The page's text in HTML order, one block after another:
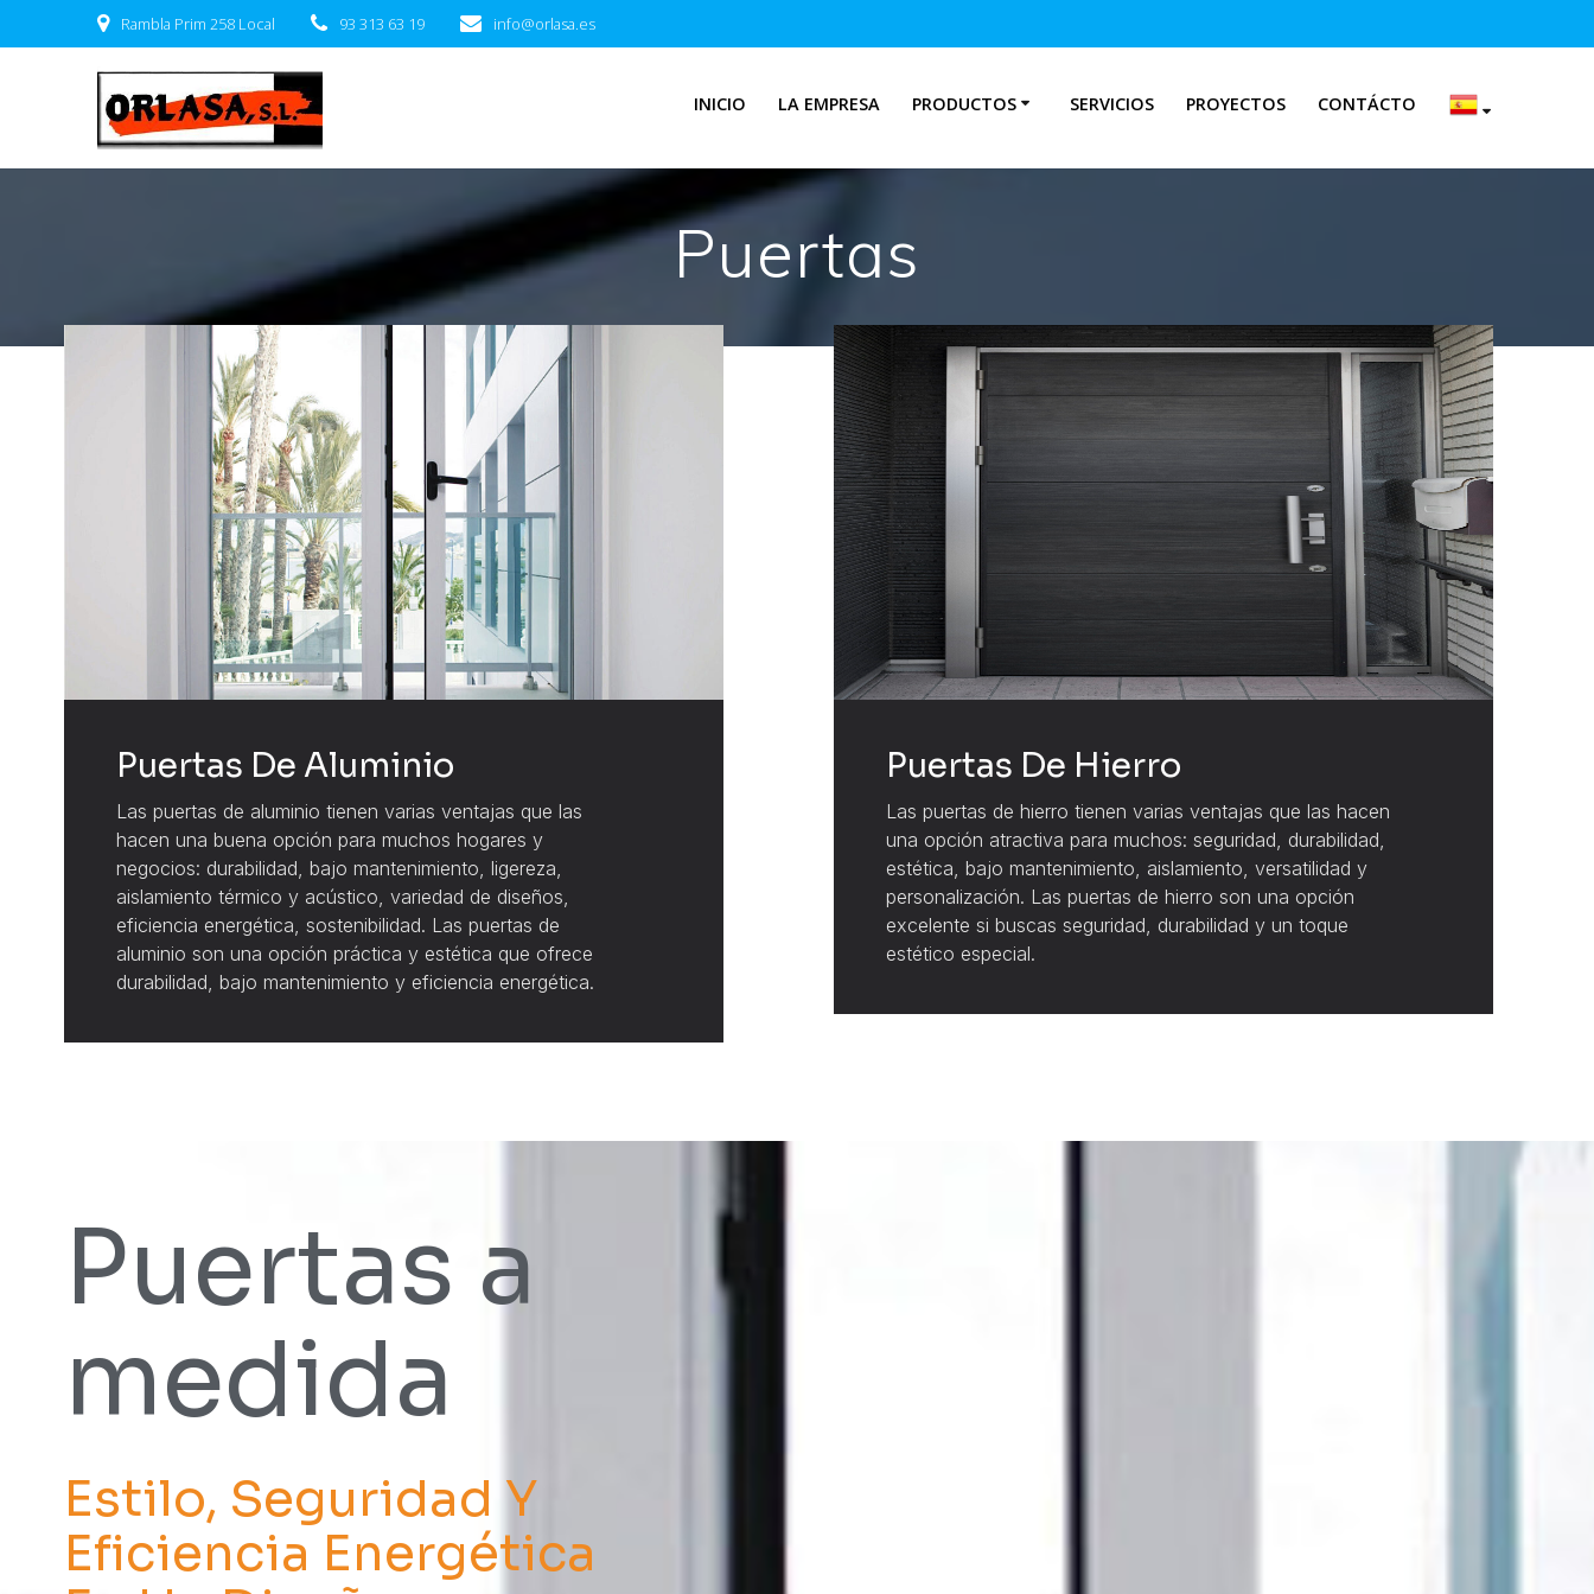
Rambla Prim 258 Local 93 313 63 19 info@orlasa.es
INICIO LA EMPRESA PRODUCTOS SERVICIOS PROYECTOS CONTÁCTO
Puertas
Puertas De Aluminio
Las puertas de aluminio tienen varias ventajas que las
hacen una buena opción para muchos hogares y
negocios: durabilidad, bajo mantenimiento, ligereza,
aislamiento térmico y acústico, variedad de diseños,
eficiencia energética, sostenibilidad. Las puertas de
aluminio son una opción práctica y estética que ofrece
durabilidad, bajo mantenimiento y eficiencia energética.
Puertas De Hierro
Las puertas de hierro tienen varias ventajas que las hacen
una opción atractiva para muchos: seguridad, durabilidad,
estética, bajo mantenimiento, aislamiento, versatilidad y
personalización. Las puertas de hierro son una opción
excelente si buscas seguridad, durabilidad y un toque
estético especial.
Puertas a
medida
Estilo, Seguridad Y
Eficiencia Energética